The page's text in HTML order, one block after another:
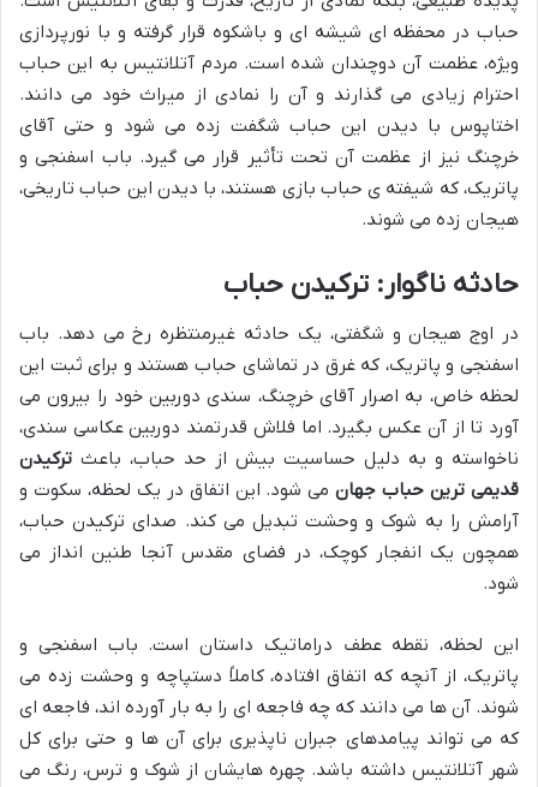
حباب در محفظه ای شیشه ای و باشکوه قرار گرفته و با نورپردازی
ویژه، عظمت آن دوچندان شده است. مردم آتلانتیس به این حباب
احترام زیادی می گذارند و آن را نمادی از میراث خود می دانند.
اختاپوس با دیدن این حباب شگفت زده می شود و حتی آقای
خرچنگ نیز از عظمت آن تحت تأثیر قرار می گیرد. باب اسفنجی و
پاتریک، که شیفته ی حباب بازی هستند، با دیدن این حباب تاریخی،
هیجان زده می شوند.
حادثه ناگوار: ترکیدن حباب
در اوج هیجان و شگفتی، یک حادثه غیرمنتظره رخ می دهد. باب
اسفنجی و پاتریک، که غرق در تماشای حباب هستند و برای ثبت این
لحظه خاص، به اصرار آقای خرچنگ، سندی دوربین خود را بیرون می
آورد تا از آن عکس بگیرد. اما فلاش قدرتمند دوربین عکاسی سندی،
ناخواسته و به دلیل حساسیت بیش از حد حباب، باعث ترکیدن
قدیمی ترین حباب جهانمی شود. این اتفاق در یک لحظه، سکوت و
آرامش را به شوک و وحشت تبدیل می کند. صدای ترکیدن حباب،
همچون یک انفجار کوچک، در فضای مقدس آنجا طنین انداز می
شود.
این لحظه، نقطه عطف دراماتیک داستان است. باب اسفنجی و
پاتریک، از آنچه که اتفاق افتاده، کاملاً دستپاچه و وحشت زده می
شوند. آن ها می دانند که چه فاجعه ای را به بار آورده اند، فاجعه ای
که می تواند پیامدهای جبران ناپذیری برای آن ها و حتی برای کل
شهر آتلانتیس داشته باشد. چهره هایشان از شوک و ترس، رنگ می